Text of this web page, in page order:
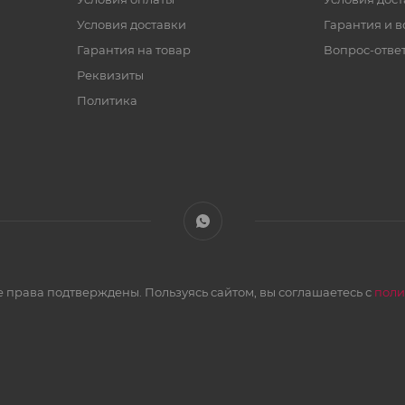
Условия доставки
Гарантия на товар
Реквизиты
Политика
Гарантия и
Вопрос-
подтверждены. Пользуясь сайтом, вы соглашаетесь с